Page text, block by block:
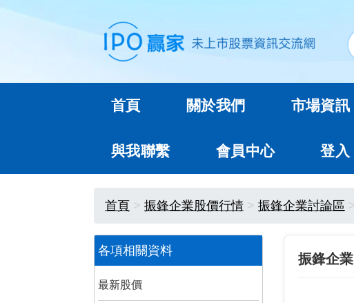
首頁 關於我們 市場資訊
與我聯繫 會員中心 登入
首頁 振鋒企業股價行情 振鋒企業討論區
各項相關資料
最新股價
振鋒企業